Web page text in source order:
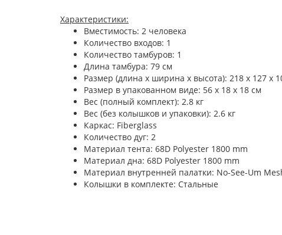
Характеристики:
Вместимость: 2 человека
Количество входов: 1
Количество тамбуров: 1
Длина тамбура: 79 см
Размер (длина х ширина х высота): 218 х 127 х
Размер в упакованном виде: 56 х 18 х 18 см
Вес (полный комплект): 2.8 кг
Вес (без колышков и упаковки): 2.6 кг
Каркас: Fiberglass
Количество дуг: 2
Материал тента: 68D Polyester 1800 mm
Материал дна: 68D Polyester 1800 mm
Материал внутренней палатки: No-See-Um
Колышки в комплекте: Стальные